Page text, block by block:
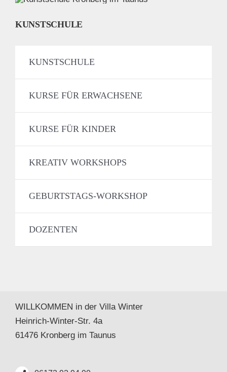
KUNSTSCHULE
KUNSTSCHULE
KURSE FÜR ERWACHSENE
KURSE FÜR KINDER
KREATIV WORKSHOPS
GEBURTSTAGS-WORKSHOP
DOZENTEN
WILLKOMMEN in der Villa Winter
Heinrich-Winter-Str. 4a
61476 Kronberg im Taunus